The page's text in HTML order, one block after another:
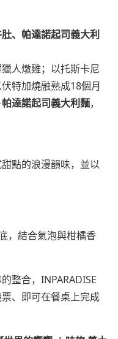
、帕達諾起司義大利
人燉雞；以托斯卡尼
特加燒融熟成18個月
帕達諾起司義大利麵，
點的浪漫韻味，並以
，結合氣泡與柑橘香
整合，INPARADISE
、即可在餐桌上完成